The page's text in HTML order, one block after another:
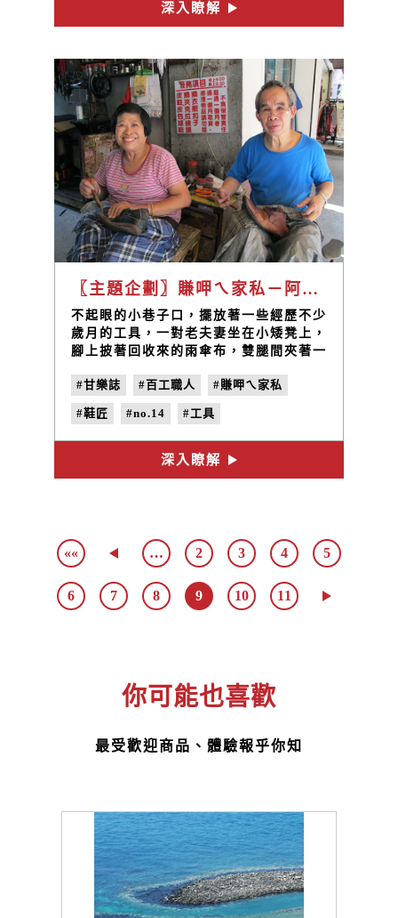
深入瞭解
〖主題企劃〗賺呷ㄟ家私－阿和伯的修鞋站 / 李光復(阿和伯)夫婦
不起眼的小巷子口，擺放著一些經歷不少
歲月的工具，一對老夫妻坐在小矮凳上，
腳上披著回收來的雨傘布，雙腿間夾著一
的鑽子及特殊的蠟線，熟練的將皮鞋的開
口縫補起來。
#甘樂誌 #百工職人 #賺呷ㄟ家私
#鞋匠 #no.14 #工具
深入瞭解
«« … 2 3 4 5
6 7 8 9 10 11
你可能也喜歡
最受歡迎商品、體驗報乎你知